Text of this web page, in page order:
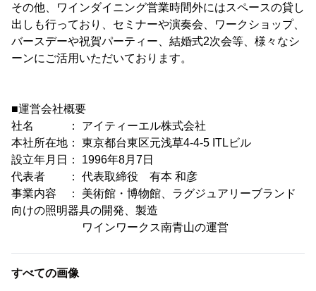
その他、ワインダイニング営業時間外にはスペースの貸し
出しも行っており、セミナーや演奏会、ワークショップ、
バースデーや祝賀パーティー、結婚式2次会等、様々なシ
ーンにご活用いただいております。
■運営会社概要
社名 ： アイティーエル株式会社
本社所在地： 東京都台東区元浅草4-4-5 ITLビル
設立年月日： 1996年8月7日
代表者 ： 代表取締役 有本 和彦
事業内容 ： 美術館・博物館、ラグジュアリーブランド
向けの照明器具の開発、製造
ワインワークス南青山の運営
すべての画像